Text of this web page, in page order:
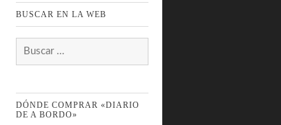
BUSCAR EN LA WEB
Buscar:
DÓNDE COMPRAR «DIARIO
DE A BORDO»